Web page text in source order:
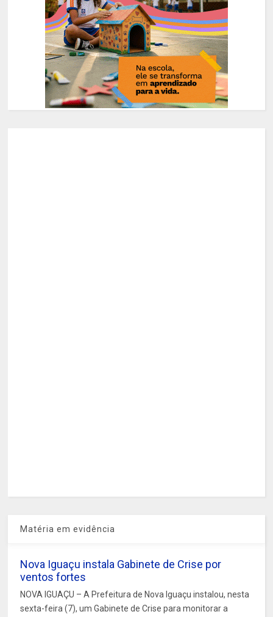
Matéria em evidência
Nova Iguaçu instala Gabinete de Crise por
ventos fortes
NOVA IGUAÇU – A Prefeitura de Nova Iguaçu instalou, nesta
sexta-feira (7), um Gabinete de Crise para monitorar a